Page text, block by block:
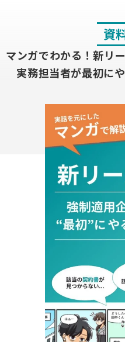
資
マンガでわかる！新リ
実務担当者が最初に